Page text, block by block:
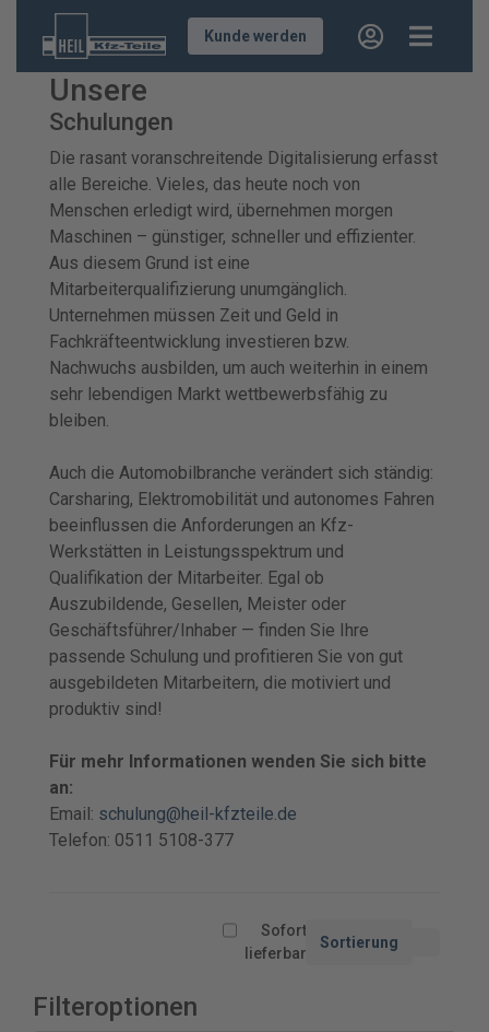
Kunde werden
Unsere
Schulungen
Die rasant voranschreitende Digitalisierung erfasst
alle Bereiche. Vieles, das heute noch von
Menschen erledigt wird, übernehmen morgen
Maschinen – günstiger, schneller und effizienter.
Aus diesem Grund ist eine
Mitarbeiterqualifizierung unumgänglich.
Unternehmen müssen Zeit und Geld in
Fachkräfteentwicklung investieren bzw.
Nachwuchs ausbilden, um auch weiterhin in einem
sehr lebendigen Markt wettbewerbsfähig zu
bleiben.
Auch die Automobilbranche verändert sich ständig:
Carsharing, Elektromobilität und autonomes Fahren
beeinflussen die Anforderungen an Kfz-
Werkstätten in Leistungsspektrum und
Qualifikation der Mitarbeiter. Egal ob
Auszubildende, Gesellen, Meister oder
Geschäftsführer/Inhaber — finden Sie Ihre
passende Schulung und profitieren Sie von gut
ausgebildeten Mitarbeitern, die motiviert und
produktiv sind!
Für mehr Informationen wenden Sie sich bitte
an:
Email: schulung@heil-kfzteile.de
Telefon: 0511 5108-377
Sofort
lieferbar
Sortierung
Filteroptionen